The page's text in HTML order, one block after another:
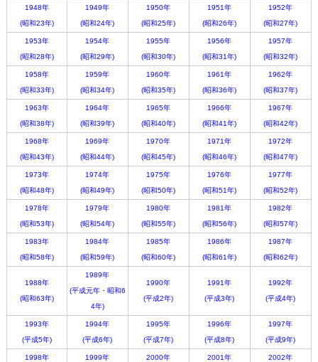
1948年
(昭和23年)
1949年
(昭和24年)
1950年
(昭和25年)
1951年
(昭和26年)
1952年
(昭和27年)
1953年
(昭和28年)
1954年
(昭和29年)
1955年
(昭和30年)
1956年
(昭和31年)
1957年
(昭和32年)
1958年
(昭和33年)
1959年
(昭和34年)
1960年
(昭和35年)
1961年
(昭和36年)
1962年
(昭和37年)
1963年
(昭和38年)
1964年
(昭和39年)
1965年
(昭和40年)
1966年
(昭和41年)
1967年
(昭和42年)
1968年
(昭和43年)
1969年
(昭和44年)
1970年
(昭和45年)
1971年
(昭和46年)
1972年
(昭和47年)
1973年
(昭和48年)
1974年
(昭和49年)
1975年
(昭和50年)
1976年
(昭和51年)
1977年
(昭和52年)
1978年
(昭和53年)
1979年
(昭和54年)
1980年
(昭和55年)
1981年
(昭和56年)
1982年
(昭和57年)
1983年
(昭和58年)
1984年
(昭和59年)
1985年
(昭和60年)
1986年
(昭和61年)
1987年
(昭和62年)
1988年
(昭和63年)
1989年
(平成元年・昭和6
4年)
1990年
(平成2年)
1991年
(平成3年)
1992年
(平成4年)
1993年
(平成5年)
1994年
(平成6年)
1995年
(平成7年)
1996年
(平成8年)
1997年
(平成9年)
1998年
1999年
2000年
2001年
2002年